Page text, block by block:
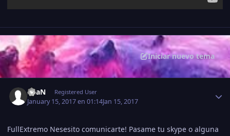
Iniciar nuevo tema
xRaN Registered User
January 15, 2017 en 01:14Jan 15, 2017
FullExtremo Nesesito comunicarte! Pasame tu skype o alguna